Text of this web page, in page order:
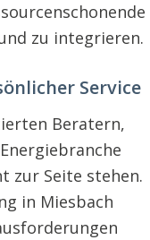
zu integrieren.
Service
Beratern,
zur Seite stehen.
in Miesbach